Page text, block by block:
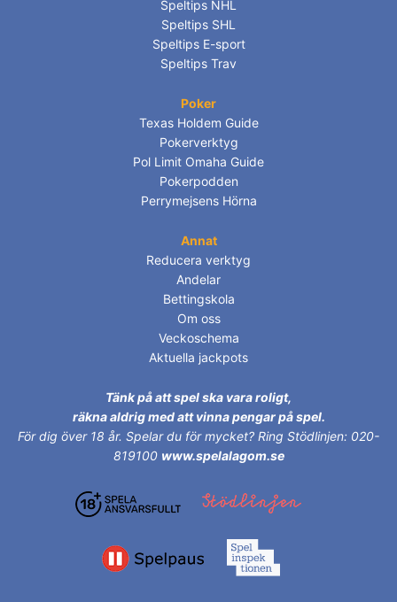
Speltips NHL
Speltips SHL
Speltips E-sport
Speltips Trav
Poker
Texas Holdem Guide
Pokerverktyg
Pol Limit Omaha Guide
Pokerpodden
Perrymejsens Hörna
Annat
Reducera verktyg
Andelar
Bettingskola
Om oss
Veckoschema
Aktuella jackpots
Tänk på att spel ska vara roligt,
räkna aldrig med att vinna pengar på spel.
För dig över 18 år. Spelar du för mycket? Ring Stödlinjen: 020-
819100 www.spelalagom.se